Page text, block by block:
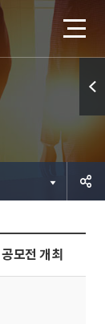
모전 개최